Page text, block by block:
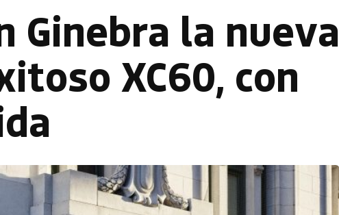
Ginebra la nueva
XC60, con